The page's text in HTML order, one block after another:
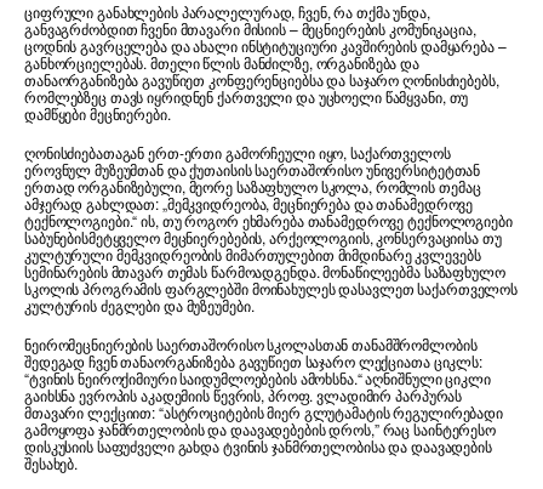
ციფრული განახლების პარალელურად, ჩვენ, რა თქმა უნდა,
განვაგრძობდით ჩვენი მთავარი მისიის – მეცნიერების კომუნიკაცია,
ცოდნის გავრცელება და ახალი ინსტიტუციური კავშირების დამყარება –
განხორციელებას. მთელი წლის მანძილზე, ორგანიზება და
თანაორგანიზება გავუწიეთ კონფერენციებსა და საჯარო ღონისძიებებს,
რომლებზეც თავს იყრიდნენ ქართველი და უცხოელი წამყვანი, თუ
დამწყები მეცნიერები.
ღონისძიებათაგან ერთ-ერთი გამორჩეული იყო, საქართველოს
ეროვნულ მუზეუმთან და ქუთაისის საერთაშორისო უნივერსიტეტთან
ერთად ორგანიზებული, მეორე საზაფხულო სკოლა, რომლის თემაც
ამჯერად გახლდათ: „მემკვიდრეობა, მეცნიერება და თანამედროვე
ტექნოლოგიები.“ ის, თუ როგორ ეხმარება თანამედროვე ტექნოლოგიები
საბუნებისმეტყველო მეცნიერებების, არქეოლოგიის, კონსერვაციისა თუ
კულტურული მემკვიდრეობის მიმართულებით მიმდინარე კვლევებს
სემინარების მთავარ თემას წარმოადგენდა. მონაწილეებმა საზაფხულო
სკოლის პროგრამის ფარგლებში მოინახულეს დასავლეთ საქართველოს
კულტურის ძეგლები და მუზეუმები.
ნეირომეცნიერების საერთაშორისო სკოლასთან თანამშრომლობის
შედეგად ჩვენ თანაორგანიზება გავუწიეთ საჯარო ლექციათა ციკლს:
“ტვინის ნეიროქიმიური საიდუმლოებების ამოხსნა.“ აღნიშნული ციკლი
გაიხსნა ევროპის აკადემიის წევრის, პროფ. ვლადიმირ პარპურას
მთავარი ლექციით: “ასტროციტების მიერ გლუტამატის რეგულირებადი
გამოყოფა ჯანმრთელობის და დაავადებების დროს,” რაც საინტერესო
დისკუსიის საფუძველი გახდა ტვინის ჯანმრთელობისა და დაავადების
შესახებ.